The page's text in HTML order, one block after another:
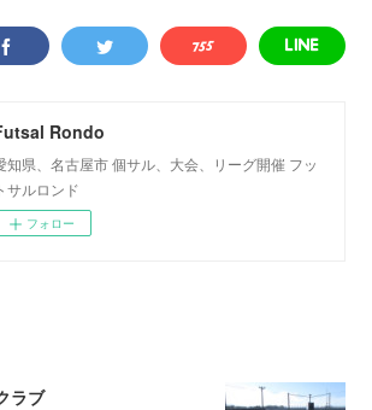
Rondo
知県、名古屋市 個サル、大会、リーグ開催 フッ
サルロンド
フォロー
ラブ